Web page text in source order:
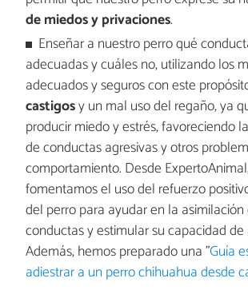
de miedos y privaciones.
Enseñar a nuestro perro qué
adecuadas y cuáles no, utilizando los
adecuados y seguros con este
castigosy un mal uso del regaño, ya
producir miedo y estrés, favoreciendo
de conductas agresivas y otros
comportamiento. Desde
fomentamos el uso del refuerzo
del perro para ayudar en la
conductas y estimular su capacidad
Además, hemos preparado una "Guía
adiestrar a un perro chihuahua desde